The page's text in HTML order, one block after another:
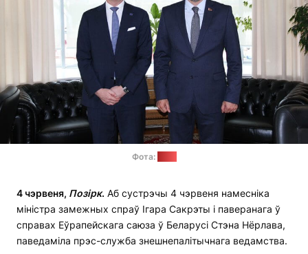
Фота:
4 чэрвеня, Позірк. Аб сустрэчы 4 чэрвеня намесніка
міністра замежных спраў Ігара Сакрэты і паверанага ў
справах Еўрапейскага саюза ў Беларусі Стэна Нёрлава,
паведаміла прэс-служба знешнепалітычнага ведамства.